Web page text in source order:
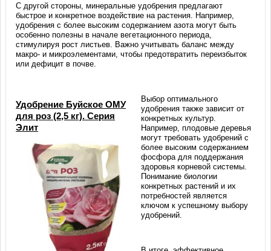
С другой стороны, минеральные удобрения предлагают
быстрое и конкретное воздействие на растения. Например,
удобрения с более высоким содержанием азота могут быть
особенно полезны в начале вегетационного периода,
стимулируя рост листьев. Важно учитывать баланс между
макро- и микроэлементами, чтобы предотвратить переизбыток
или дефицит в почве.
Удобрение Буйское ОМУ
для роз (2,5 кг). Серия
Элит
Выбор оптимального
удобрения также зависит от
конкретных культур.
Например, плодовые деревья
могут требовать удобрений с
более высоким содержанием
фосфора для поддержания
здоровья корневой системы.
Понимание биологии
конкретных растений и их
потребностей является
ключом к успешному выбору
удобрений.